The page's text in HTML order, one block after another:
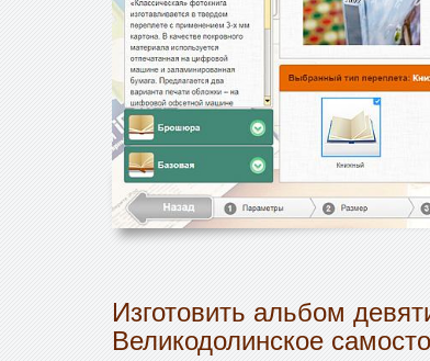
Изготовить альбом
Великодолинское